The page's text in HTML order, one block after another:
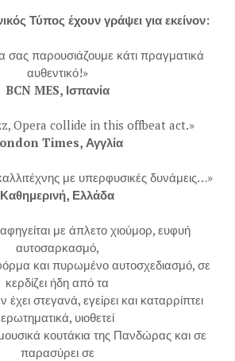
Τύπος έχουν γράψει για εκείνον:
σας παρουσιάζουμε κάτι πραγματικά
αυθεντικό!»
BCN MES, Ισπανία
Opera collide in this offbeat act.»
Times, Αγγλία
με υπερφυσικές δυνάμεις…»
Καθημερινή, Ελλάδα
με άπλετο χιούμορ, ευφυή
αυτοσαρκασμό,
και πυρωμένο αυτοσχεδιασμό, σε
κερδίζει ήδη από τα
στεγανά, εγείρει και καταρρίπτει
ερωτηματικά, υιοθετεί
κουτάκια της Πανδώρας και σε
παρασύρει σε